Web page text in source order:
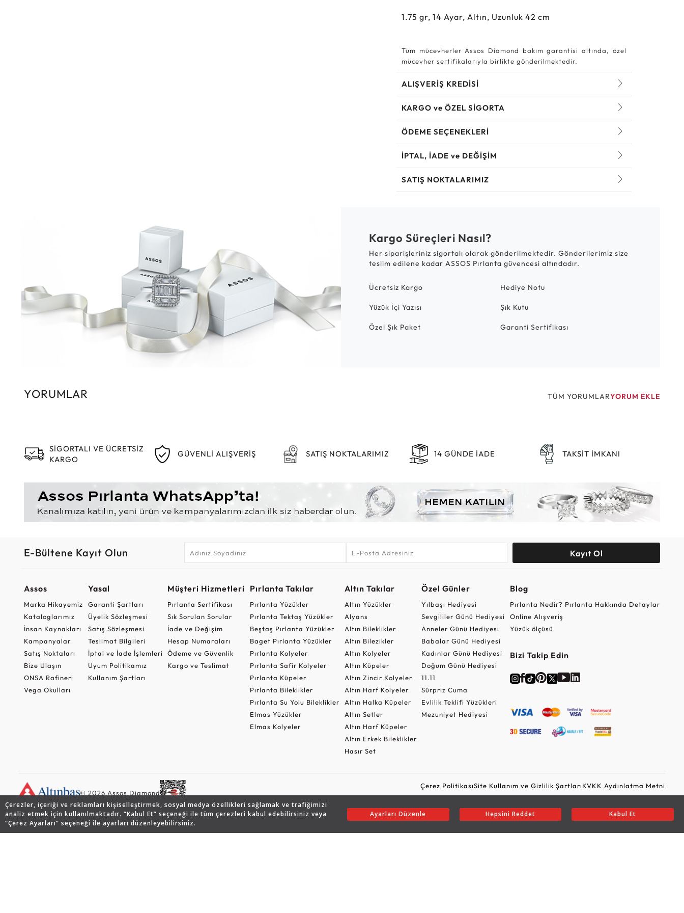
Çerezler, içeriği ve reklamları kişiselleştirmek, sosyal medya özellikleri sağlamak ve trafiğimizi
analiz etmek için kullanılmaktadır. “Kabul Et” seçeneği ile tüm çerezleri kabul edebilirsiniz veya
“Çerez Ayarları” seçeneği ile ayarları düzenleyebilirsiniz.
Ayarları Düzenle Hepsini Reddet Kabul Et
1.75gr,14Ayar, Altın, Uzunluk 42 cm
Tüm mücevherler Assos Diamond bakım garantisi altında, özel
mücevher sertifikalarıyla birlikte gönderilmektedir.
ALIŞVERİŞ KREDİSİ
KARGO ve ÖZEL SİGORTA
ÖDEME SEÇENEKLERİ
İPTAL, İADE ve DEĞİŞİM
SATIŞ NOKTALARIMIZ
Kargo Süreçleri Nasıl?
Her siparişleriniz sigortalı olarak gönderilmektedir. Gönderilerimiz size
teslim edilene kadar ASSOS Pırlanta güvencesi altındadır.
Ücretsiz Kargo Hediye Notu
Yüzük İçi Yazısı Şık Kutu
Özel Şık Paket Garanti Sertifikası
YORUMLAR TÜM YORUMLARYORUM EKLE
SİGORTALI VE ÜCRETSİZ
KARGO
GÜVENLİ ALIŞVERİŞ SATIŞ NOKTALARIMIZ 14 GÜNDE İADE TAKSİT İMKANI
E-Bültene Kayıt Olun Kayıt Ol
Assos
Marka Hikayemiz
Kataloglarımız
İnsan Kaynakları
Kampanyalar
Satış Noktaları
Bize Ulaşın
ONSA Rafineri
Vega Okulları
Yasal
Garanti Şartları
Üyelik Sözleşmesi
Satış Sözleşmesi
Teslimat Bilgileri
İptal ve İade İşlemleri
Uyum Politikamız
Kullanım Şartları
Müşteri Hizmetleri
Pırlanta Sertifikası
Sık Sorulan Sorular
İade ve Değişim
Hesap Numaraları
Ödeme ve Güvenlik
Kargo ve Teslimat
Pırlanta Takılar
Pırlanta Yüzükler
Pırlanta Tektaş Yüzükler
Beştaş Pırlanta Yüzükler
Baget Pırlanta Yüzükler
Pırlanta Kolyeler
Pırlanta Safir Kolyeler
Pırlanta Küpeler
Pırlanta Bileklikler
Pırlanta Su Yolu Bileklikler
Elmas Yüzükler
Elmas Kolyeler
Altın Takılar
Altın Yüzükler
Alyans
Altın Bileklikler
Altın Bilezikler
Altın Kolyeler
Altın Küpeler
Altın Zincir Kolyeler
Altın Harf Kolyeler
Altın Halka Küpeler
Altın Setler
Altın Harf Küpeler
Altın Erkek Bileklikler
Hasır Set
Özel Günler
Yılbaşı Hediyesi
Sevgililer Günü Hediyesi
Anneler Günü Hediyesi
Babalar Günü Hediyesi
Kadınlar Günü Hediyesi
Doğum Günü Hediyesi
11.11
Sürpriz Cuma
Evlilik Teklifi Yüzükleri
Mezuniyet Hediyesi
Blog
Pırlanta Nedir? Pırlanta Hakkında Detaylar
Online Alışveriş
Yüzük ölçüsü
Bizi Takip Edin
© 2026 Assos Diamond
Çerez PolitikasıSite Kullanım ve Gizlilik ŞartlarıKVKK Aydınlatma Metni